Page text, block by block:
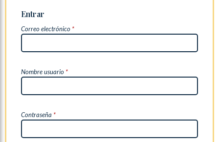
Entrar
Correo electrónico *
Nombre usuario *
Contraseña *